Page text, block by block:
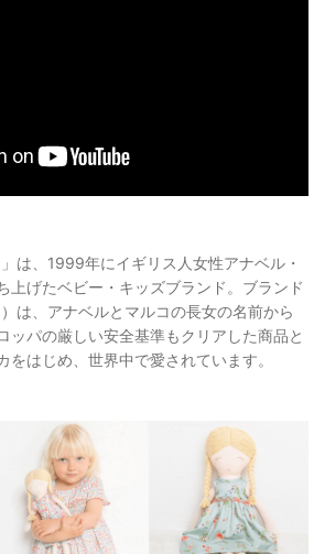
は、1999年にイギリス人女性アナベル・
上げたベビー・キッズブランド。ブランド
は、アナベルとマルコの長女の名前から
ッパの厳しい安全基準もクリアした商品と
をはじめ、世界中で愛されています。